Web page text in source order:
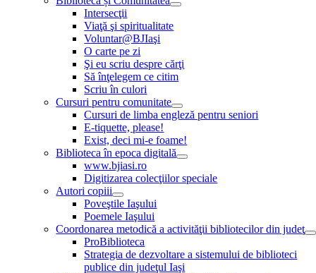
Intersecţii
Viaţă şi spiritualitate
Voluntar@BJIaşi
O carte pe zi
Şi eu scriu despre cărţi
Să înţelegem ce citim
Scriu în culori
Cursuri pentru comunitate
Cursuri de limba engleză pentru seniori
E-tiquette, please!
Exist, deci mi-e foame!
Biblioteca în epoca digitală
www.bjiasi.ro
Digitizarea colecţiilor speciale
Autori copiii
Poveştile Iaşului
Poemele Iaşului
Coordonarea metodică a activităţii bibliotecilor din judeţ
ProBiblioteca
Strategia de dezvoltare a sistemului de biblioteci
publice din judeţul Iaşi